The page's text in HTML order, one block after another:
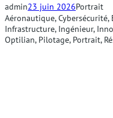
admin23 juin 2026Portrait
Aéronautique, Cybersécurité,
Infrastructure, Ingénieur,
Optilian, Pilotage, Portrait,